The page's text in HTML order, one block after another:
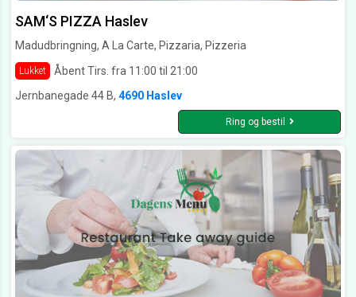
SAM‘S PIZZA Haslev
Madudbringning, A La Carte, Pizzaria, Pizzeria
Lukket
Åbent Tirs. fra 11:00 til 21:00
Jernbanegade 44 B, 4690 Haslev
Ring og bestil